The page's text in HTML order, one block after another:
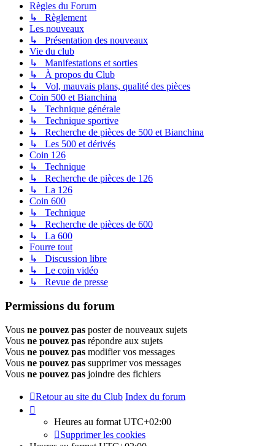
Règles du Forum
↳ Règlement
Les nouveaux
↳ Présentation des nouveaux
Vie du club
↳ Manifestations et sorties
↳ À propos du Club
↳ Vol, mauvais plans, qualité des pièces
Coin 500 et Bianchina
↳ Technique générale
↳ Technique sportive
↳ Recherche de pièces de 500 et Bianchina
↳ Les 500 et dérivés
Coin 126
↳ Technique
↳ Recherche de pièces de 126
↳ La 126
Coin 600
↳ Technique
↳ Recherche de pièces de 600
↳ La 600
Fourre tout
↳ Discussion libre
↳ Le coin vidéo
↳ Revue de presse
Permissions du forum
Vous ne pouvez pas poster de nouveaux sujets
Vous ne pouvez pas répondre aux sujets
Vous ne pouvez pas modifier vos messages
Vous ne pouvez pas supprimer vos messages
Vous ne pouvez pas joindre des fichiers
Retour au site du Club Index du forum
Heures au format UTC+02:00
Supprimer les cookies